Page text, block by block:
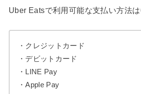
Uber Eatsで利用可能な支払い方法は
・クレジットカード
・デビットカード
・LINE Pay
・Apple Pay